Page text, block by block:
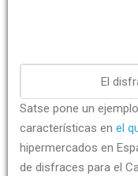
El
Satse pone un
características en el
hipermercados en
de disfraces para el